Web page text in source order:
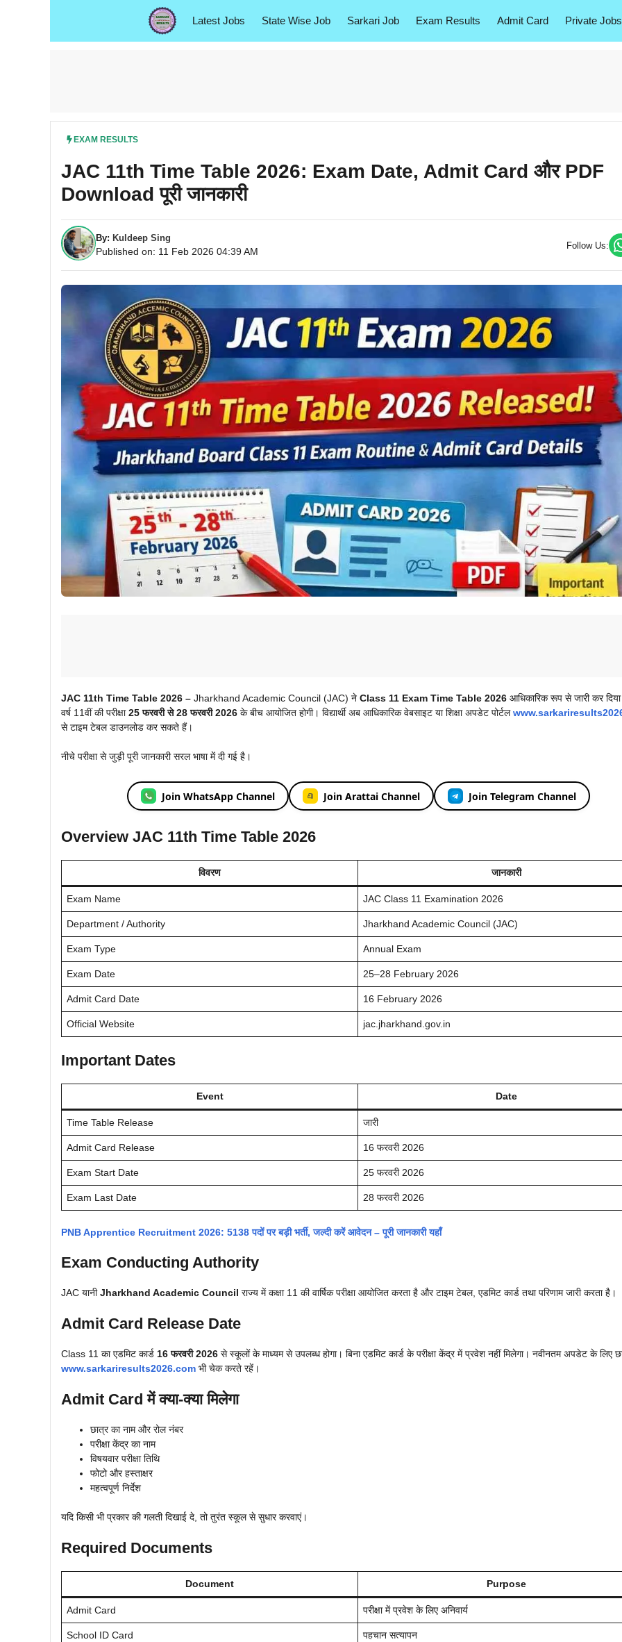
Latest Jobs State Wise Job Sarkari Job Exam Results Admit Card Private Jobs
EXAM RESULTS
JAC 11th Time Table 2026: Exam Date, Admit Card और PDF
Download पूरी जानकारी
By: Kuldeep Sing
Published on: 11 Feb 2026 04:39 AM
Follow Us:
JAC 11th Time Table 2026 – Jharkhand Academic Council (JAC) ने Class 11 Exam Time Table 2026 आधिकारिक रूप से जारी कर
वर्ष 11वीं की परीक्षा25 फरवरी से 28 फरवरी 2026 के बीच आयोजित होगी। विद्यार्थी अब आधिकारिक वेबसाइट या शिक्षा अपडेट पोर्टल
से टाइम टेबल डाउनलोड कर सकते हैं।
नीचे परीक्षा से जुड़ी पूरी जानकारी सरल भाषा में दी गई है।
Join WhatsApp Channel Join Arattai Channel Join Telegram Channel
Overview JAC 11th Time Table 2026
विवरण जानकारी
Exam Name JAC Class 11 Examination 2026
Department / Authority Jharkhand Academic Council (JAC)
Exam Type Annual Exam
Exam Date 25–28 February 2026
Admit Card Date 16 February 2026
Official Website jac.jharkhand.gov.in
Important Dates
Event Date
Time Table Release जारी
Admit Card Release 16 फरवरी 2026
Exam Start Date 25 फरवरी 2026
Exam Last Date 28 फरवरी 2026
PNB Apprentice Recruitment 2026: 5138 पदों पर बड़ी भर्ती, जल्दी करें आवेदन – पूरी जानकारी यहाँ
Exam Conducting Authority
JAC यानीJharkhand Academic Council राज्य में कक्षा 11 की वार्षिक परीक्षा आयोजित करता है और टाइम टेबल, एडमिट कार्ड तथा परिणाम जारी करता है।
Admit Card Release Date
Class 11 का एडमिट कार्ड 16 फरवरी 2026 से स्कूलों के माध्यम से उपलब्ध होगा। बिना एडमिट कार्ड के परीक्षा केंद्र में प्रवेश नहीं मिलेगा। नवीनतम अपडेट के लिए
www.sarkariresults2026.com भी चेक करते रहें।
Admit Card में क्या-क्या मिलेगा
छात्र का नाम और रोल नंबर
परीक्षा केंद्र का नाम
विषयवार परीक्षा तिथि
फोटो और हस्ताक्षर
महत्वपूर्ण निर्देश
यदि किसी भी प्रकार की गलती दिखाई दे, तो तुरंत स्कूल से सुधार करवाएं।
Required Documents
Document Purpose
Admit Card परीक्षा में प्रवेश के लिए अनिवार्य
School ID Card पहचान सत्यापन